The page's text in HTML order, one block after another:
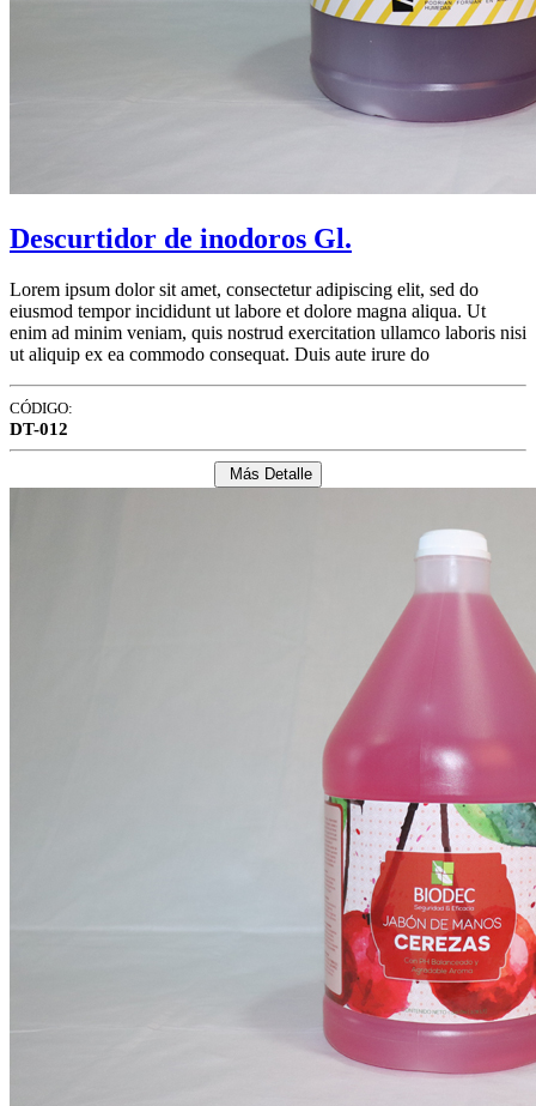
Descurtidor de inodoros Gl.
Lorem ipsum dolor sit amet, consectetur adipiscing elit, sed do
eiusmod tempor incididunt ut labore et dolore magna aliqua. Ut
enim ad minim veniam, quis nostrud exercitation ullamco laboris nisi
ut aliquip ex ea commodo consequat. Duis aute irure do
CÓDIGO:
DT-012
Más Detalle